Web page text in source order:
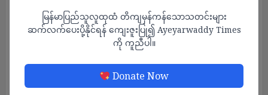
မြန်မာပြည်သူလူထုထံ တိကျမှန်ကန်သောသတင်းများ
ဆက်လက်ပေးပို့နိုင်ရန် ကျေးဇူးပြု၍ Ayeyarwaddy Times
ကို ကူညီပါ။
Donate Now
ကမ္ဘာ့နိုင်ငံတွေက ရက်စက်ကြမ်းကြုတ်တဲ့
အာဏာသိမ်းစစ်ကောင်စီကို အရေးယူဖို့
အချိန်ကျပြီ
ADMIN AUGUST 5, 2022